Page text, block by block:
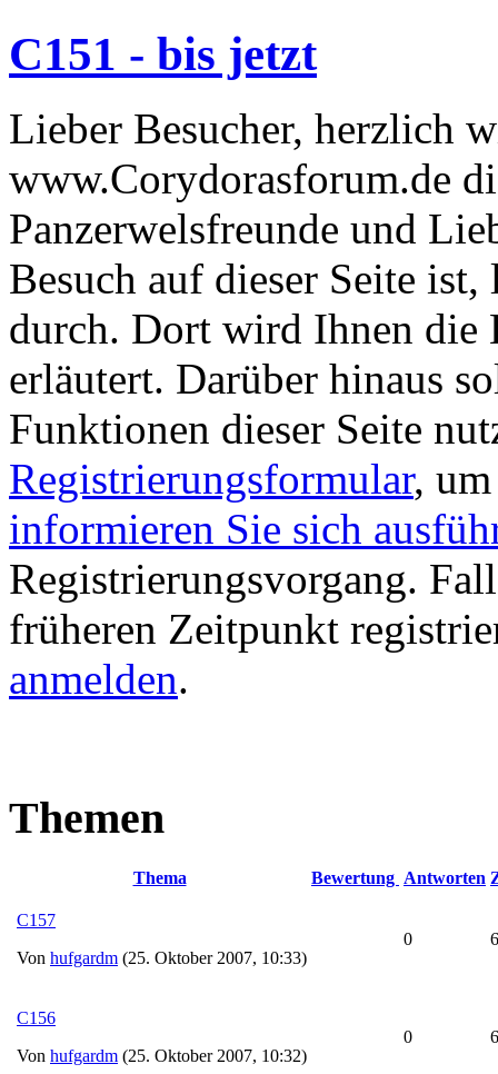
C151 - bis jetzt
Lieber Besucher, herzlich
www.Corydorasforum.de
Panzerwelsfreunde und
Besuch auf dieser Seite
durch. Dort wird Ihnen die
erläutert. Darüber hinaus
Funktionen dieser Seite
Registrierungsformular,
informieren Sie sich
Registrierungsvorgang.
früheren Zeitpunkt
anmelden.
Themen
Thema Bewertung Antworten
C157
Von hufgardm (25. Oktober 2007, 10:33)
0
C156
Von hufgardm (25. Oktober 2007, 10:32)
0